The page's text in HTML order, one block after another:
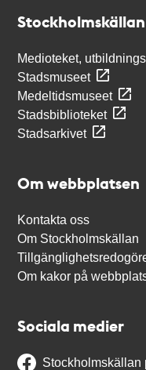
Medioteket,
Stadsmuseet
Medeltidsmuseet
Stadsbiblioteket
Stadsarkivet
Om webbplatsen
Kontakta oss
Om Stockholmskällan
Om kakor på
Sociala medier
Stockholmskällan